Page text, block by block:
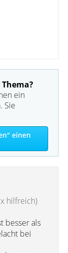
ein
Sie
einen
hilfreich)
besser als
bei